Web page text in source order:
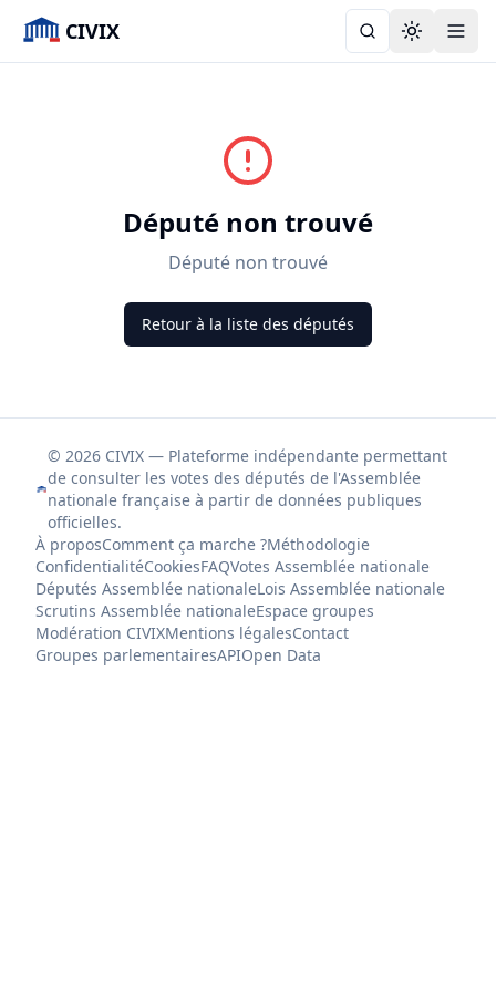
CIVIX Toggle
Député non trouvé
Député non trouvé
Retour à la liste des députés
© 2026 CIVIX — Plateforme indépendante permettant
de consulter les votes des députés de l'Assemblée
nationale française à partir de données publiques
officielles.
À proposComment ça marche ?Méthodologie
ConfidentialitéCookiesFAQVotes Assemblée nationale
Députés Assemblée nationaleLois Assemblée nationale
Scrutins Assemblée nationaleEspace groupes
Modération CIVIXMentions légalesContact
Groupes parlementairesAPIOpen Data